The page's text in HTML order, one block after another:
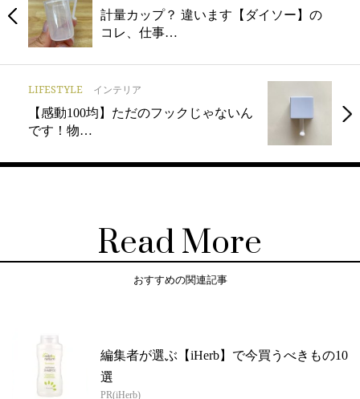
計量カップ？ 違います【ダイソー】の
コレ、仕事…
LIFESTYLE インテリア
【感動100均】ただのフックじゃないん
です！物…
Read More
おすすめの関連記事
編集者が選ぶ【iHerb】で今買うべきもの10
選
PR(iHerb)